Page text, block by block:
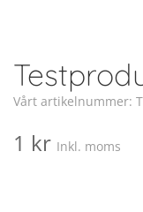
Vårt artikelnummer:
1 kr Inkl. moms